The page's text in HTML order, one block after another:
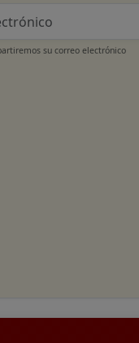
su correo electrónico